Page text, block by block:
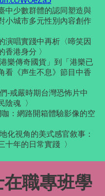
中少數群體的認同塑造與
小城市多元性別內容創作
演唱實踐中再析〈啼笑因
香港身分 〉
樂傳奇國貨」到「港樂已
看《声生不息》節目中香
-戒嚴時期台灣恐怖片中
陰魂 〉
：網路開箱體驗影像的空
化視角的美式感官敘事：
十年的日常實踐 〉
職專班學